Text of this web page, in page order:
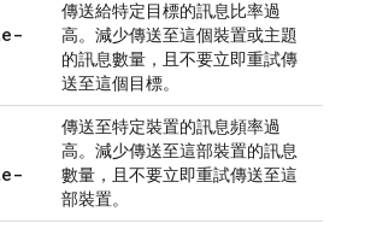
傳送給特定目標的訊息比率過
高。減少傳送至這個裝置或主題
的訊息數量，且不要立即重試傳
送至這個目標。
傳送至特定裝置的訊息頻率過
高。減少傳送至這部裝置的訊息
數量，且不要立即重試傳送至這
部裝置。